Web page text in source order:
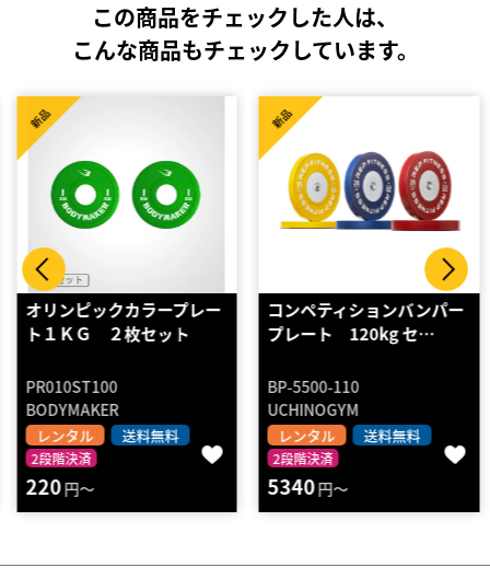
この商品をチェックした人は、
こんな商品もチェックしています。
オリンピックカラープレー
ト１ＫＧ ２枚セット
PR010ST100
BODYMAKER
レンタル 送料無料
2段階決済
新品
220円～
コンペティションバンパー
プレート 120kg セ…
BP-5500-110
UCHINOGYM
レンタル 送料無料
2段階決済
新品
5340円～